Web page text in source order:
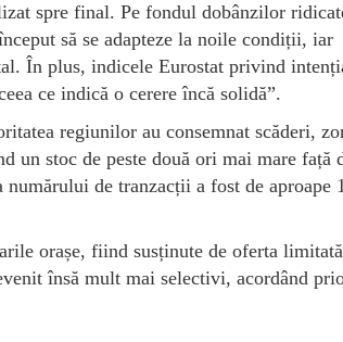
spre final. Pe fondul dobânzilor
să se adapteze la noile condiții, iar
În plus, indicele Eurostat privind
ce indică o cerere încă solidă”.
regiunilor au consemnat scăderi,
un stoc de peste două ori mai mare față
de tranzacții a fost de aproape
orașe, fiind susținute de oferta
însă mult mai selectivi, acordând